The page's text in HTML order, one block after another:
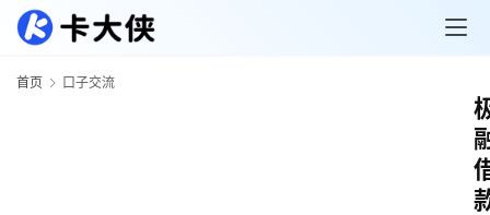
首页 口子交流